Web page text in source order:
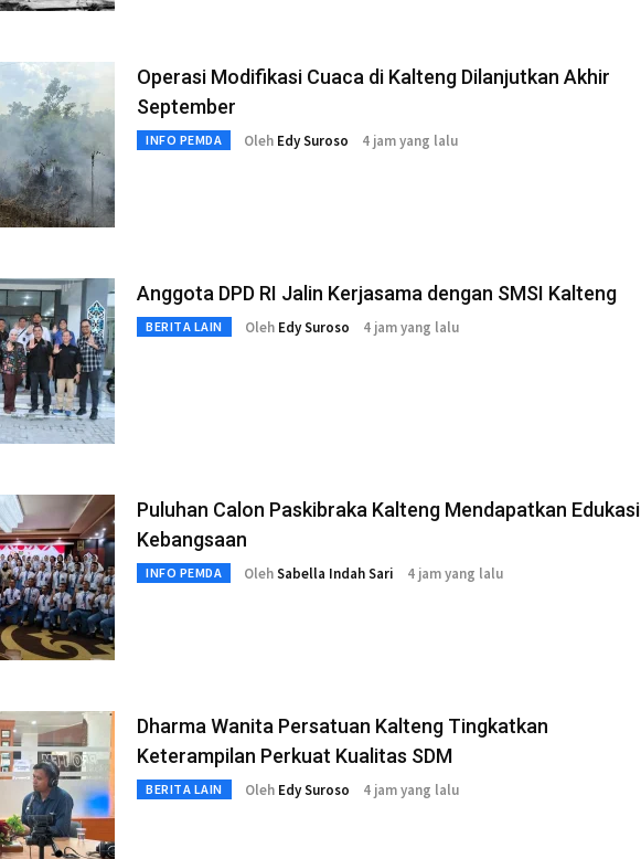
Operasi Modifikasi Cuaca di Kalteng Dilanjutkan Akhir
September
INFO PEMDA Oleh Edy Suroso 4 jam yang lalu
Anggota DPD RI Jalin Kerjasama dengan SMSI Kalteng
BERITA LAIN Oleh Edy Suroso 4 jam yang lalu
Puluhan Calon Paskibraka Kalteng Mendapatkan Edukasi
Kebangsaan
INFO PEMDA OlehSabella Indah Sari 4 jam yang lalu
Dharma Wanita Persatuan Kalteng Tingkatkan
Keterampilan Perkuat Kualitas SDM
BERITA LAIN Oleh Edy Suroso 4 jam yang lalu